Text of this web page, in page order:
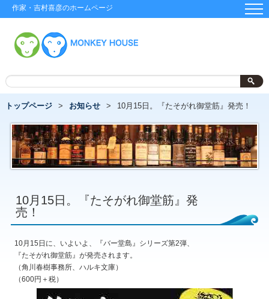
作家・吉村喜彦のホームページ
トップページ お知らせ 10月15日。『たそがれ御堂筋』発売！
10月15日。『たそがれ御堂筋』発
売！
10月15日に、いよいよ、『バー堂島』シリーズ第2弾、
『たそがれ御堂筋』が発売されます。
（角川春樹事務所、ハルキ文庫）
（600円＋税）